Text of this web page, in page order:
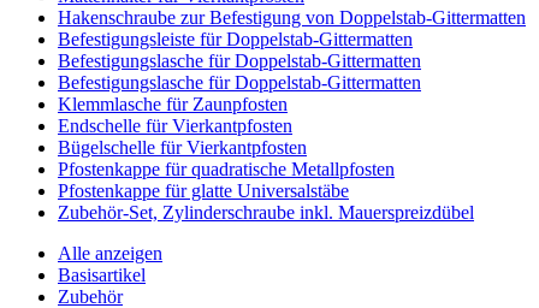
Hakenschraube zur Befestigung von Doppelstab-Gittermatten
Befestigungsleiste für Doppelstab-Gittermatten
Befestigungslasche für Doppelstab-Gittermatten
Befestigungslasche für Doppelstab-Gittermatten
Klemmlasche für Zaunpfosten
Endschelle für Vierkantpfosten
Bügelschelle für Vierkantpfosten
Pfostenkappe für quadratische Metallpfosten
Pfostenkappe für glatte Universalstäbe
Zubehör-Set, Zylinderschraube inkl. Mauerspreizdübel
Alle anzeigen
Basisartikel
Zubehör